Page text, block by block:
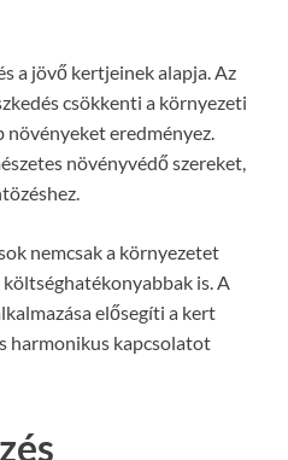
a jövő kertjeinek alapja. Az
csökkenti a környezeti
növényeket eredményez.
növényvédő szereket,
nemcsak a környezetet
is. A
elősegíti a kert
harmonikus kapcsolatot